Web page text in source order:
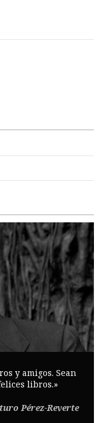
y amigos. Sean
libros.»
Pérez-Reverte